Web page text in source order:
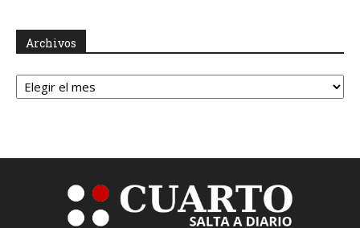
Archivos
Archivos